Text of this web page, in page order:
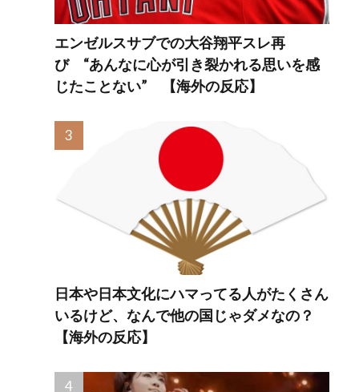
エンゼルスサブでの大谷翔平スレ再
び “あんなに心が引き裂かれる思いを感
じたことない” 【海外の反応】
日本や日本文化にハマってる人がたくさん
いるけど、なんで他の国じゃダメなの？
【海外の反応】